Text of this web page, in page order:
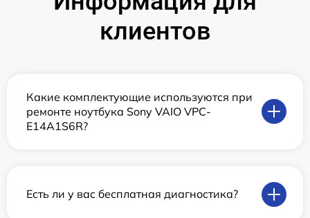
клиентов
Какие комплектующие используются при
ремонте ноутбука Sony VAIO VPC-
E14A1S6R?
Есть ли у вас бесплатная диагностика?